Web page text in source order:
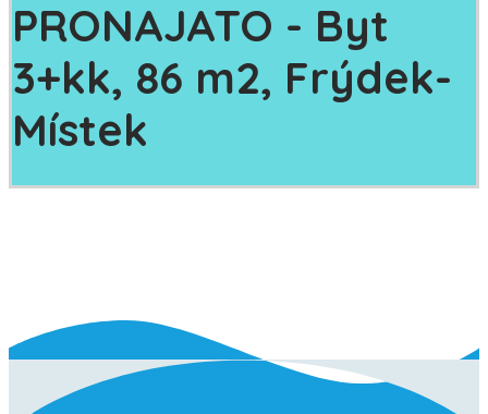
PRONAJATO - Byt
3+kk, 86 m2, Frýdek-
Místek